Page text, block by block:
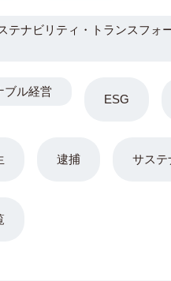
ESG
逮捕 サステ
テナビリティ・トランスフォ
ブル経営